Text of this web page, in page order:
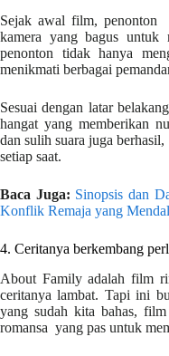
Sejak awal film, penonton
kamera yang bagus untuk
penonton tidak hanya
menikmati berbagai
Sesuai dengan latar
hangat yang memberikan
dan sulih suara juga
setiap saat.
Baca Juga: Sinopsis dan
Konflik Remaja yang
4. Ceritanya berkembang
About Family adalah film
ceritanya lambat. Tapi ini
yang sudah kita bahas,
romansa yang pas untuk